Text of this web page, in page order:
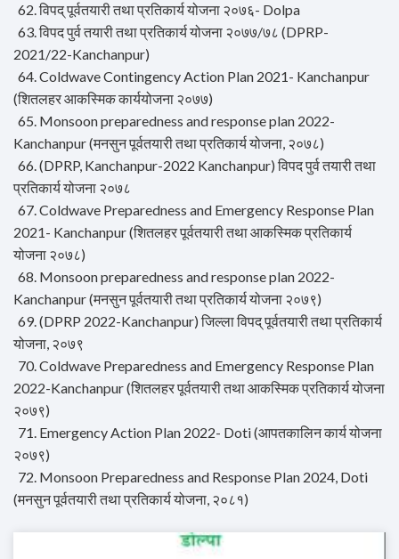
62. विपद् पूर्वतयारी तथा प्रतिकार्य योजना २०७६- Dolpa
63. विपद पुर्व तयारी तथा प्रतिकार्य योजना २०७७/७८ (DPRP-
2021/22-Kanchanpur)
64. Coldwave Contingency Action Plan 2021- Kanchanpur
(शितलहर आकस्मिक कार्ययोजना २०७७)
65. Monsoon preparedness and response plan 2022-
Kanchanpur (मनसुन पूर्वतयारी तथा प्रतिकार्य योजना, २०७८)
66. (DPRP, Kanchanpur-2022 Kanchanpur) विपद पुर्व तयारी तथा
प्रतिकार्य योजना २०७८
67. Coldwave Preparedness and Emergency Response Plan
2021- Kanchanpur (शितलहर पूर्वतयारी तथा आकस्मिक प्रतिकार्य
योजना २०७८)
68. Monsoon preparedness and response plan 2022-
Kanchanpur (मनसुन पूर्वतयारी तथा प्रतिकार्य योजना २०७९)
69. (DPRP 2022-Kanchanpur) जिल्ला विपद् पूर्वतयारी तथा प्रतिकार्य
योजना, २०७९
70. Coldwave Preparedness and Emergency Response Plan
2022-Kanchanpur (शितलहर पूर्वतयारी तथा आकस्मिक प्रतिकार्य योजना
२०७९)
71. Emergency Action Plan 2022- Doti (आपतकालिन कार्य योजना
२०७९)
72. Monsoon Preparedness and Response Plan 2024, Doti
(मनसुन पूर्वतयारी तथा प्रतिकार्य योजना, २०८१)